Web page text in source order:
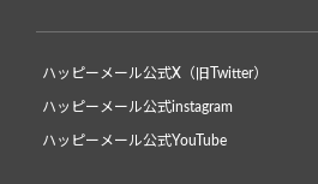
ハッピーメール公式X（旧Twitter）
ハッピーメール公式instagram
ハッピーメール公式YouTube